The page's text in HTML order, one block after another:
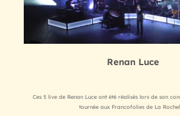
Renan Luce
Ces 5 live de Renan Luce ont été réalisés lors de son
tournée aux Francofolies de La